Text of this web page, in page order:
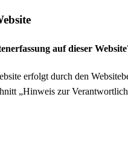
auf dieser
erfolgt durch den
„Hinweis zur